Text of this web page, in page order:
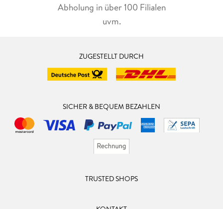
Abholung in über 100 Filialen
uvm.
ZUGESTELLT DURCH
SICHER & BEQUEM BEZAHLEN
TRUSTED SHOPS